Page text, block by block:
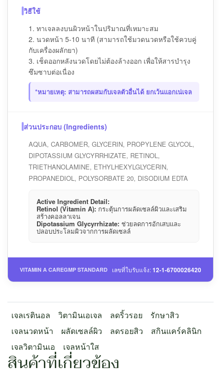
วิธีใช้
1. ทาเจลลงบนผิวหน้าในปริมาณที่เหมาะสม
2. นวดหน้า 5-10 นาที (สามารถใช้มวดนวดหรือใช้ควบคู่
กับเครื่องผลักยา)
3. เช็ดออกหลังนวดโดยไม่ต้องล้างออก เพื่อให้สารบำรุง
ซึมซาบต่อเนื่อง
*หมายเหตุ: สามารถผสมกับเจลตัวอื่นได้ ยกเว้นแอกเน่เจล
ส่วนประกอบ (Ingredients)
AQUA, CARBOMER, GLYCERIN, PROPYLENE GLYCOL,
DIPOTASSIUM GLYCYRRHIZATE, RETINOL,
TRIETHANOLAMINE, ETHYLHEXYLGLYCERIN,
PROPANEDIOL, POLYSORBATE 20, DISODIUM EDTA
Active Ingredient Detail:
Retinol (Vitamin A): กระตุ้นการผลัดเซลล์ผิวและเสริม
สร้างคอลลาเจน
Dipotassium Glycyrrhizate: ช่วยลดการอักเสบและ
ปลอบประโลมผิวจากการผลัดเซลล์
VITAMIN A CAREGMP STANDARD เลขที่ใบรับแจ้ง:12-1-6700026420
เจลเรตินอล วิตามินเอเจล ลดริ้วรอย
รักษาสิว
เจลนวดหน้า
ผลัดเซลล์ผิว ลดรอยสิว
สกินแคร์คลินิก
เจลวิตามินเอ
เจลหน้าใส
สินค้าที่เกี่ยวข้อง